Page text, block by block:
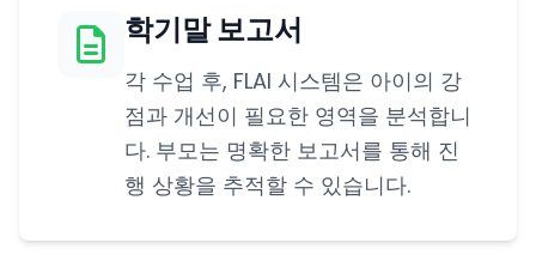
학기말 보고서
각 수업 후, FLAI 시스템은 아이의 강
점과 개선이 필요한 영역을 분석합니
다. 부모는 명확한 보고서를 통해 진
행 상황을 추적할 수 있습니다.